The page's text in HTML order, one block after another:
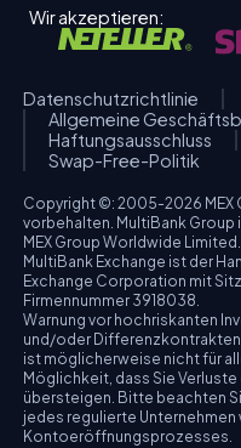
Wir akzeptieren:
Datenschutzrichtlinie
Allgemeine
Haftungsausschluss
Swap-Free-Politik
Copyright ©: 2005-2026 MEX
vorbehalten. MultiBank
MEX Group Worldwide
MultiBank Exchange ist der
Exchange Corporation mit
Firmennummer 3918038.
Warnung vor hochriskanten
und/oder Differenzkontrakten
ist möglicherweise nicht für
Möglichkeit, dass Sie
übersteigen. Bitte beachten
jedes regulierte Unternehmen
Kontoeröffnungsprozesses.